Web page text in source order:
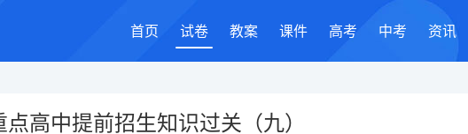
首页 试卷 教案 课件 高考 中考 资讯
高中提前招生知识过关（九）